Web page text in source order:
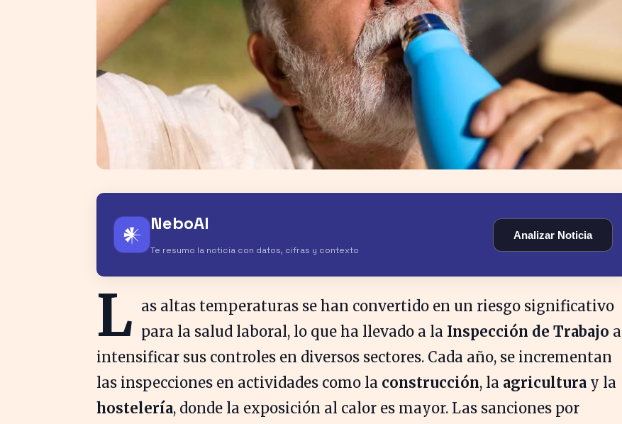
𒀭 NeboAI
Te resumo la noticia con datos, cifras y contexto
Analizar Noticia
L as altas temperaturas se han convertido en un riesgo significativo
para la salud laboral, lo que ha llevado a la Inspección de Trabajo a
intensificar sus controles en diversos sectores. Cada año, se incrementan
las inspecciones en actividades como la construcción, la agricultura y la
hostelería, donde la exposición al calor es mayor. Las sanciones por